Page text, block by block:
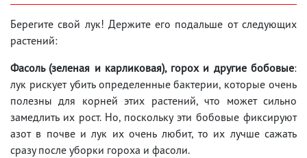
Берегите свой лук! Держите его подальше от следующих
растений:
Фасоль (зеленая и карликовая), горох и другие бобовые:
лук рискует убить определенные бактерии, которые очень
полезны для корней этих растений, что может сильно
замедлить их рост. Но, поскольку эти бобовые фиксируют
азот в почве и лук их очень любит, то их лучше сажать
сразу после уборки гороха и фасоли.